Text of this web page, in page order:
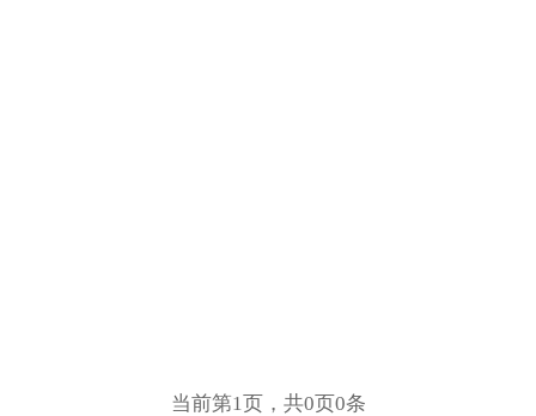
当前第1页，共0页0条